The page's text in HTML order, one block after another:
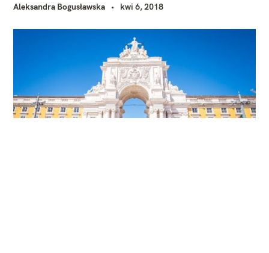
Aleksandra Bogusławska kwi 6, 2018